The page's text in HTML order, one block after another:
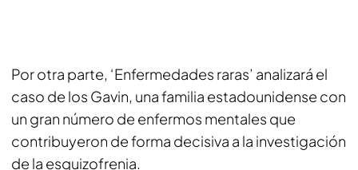
Por otra parte, ‘Enfermedades raras’ analizará el
caso de los Gavin, una familia estadounidense con
un gran número de enfermos mentales que
contribuyeron de forma decisiva a la investigación
de la esquizofrenia.